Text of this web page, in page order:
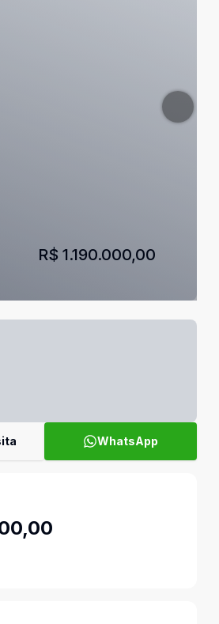
R$ 1.190.000,00
WhatsApp